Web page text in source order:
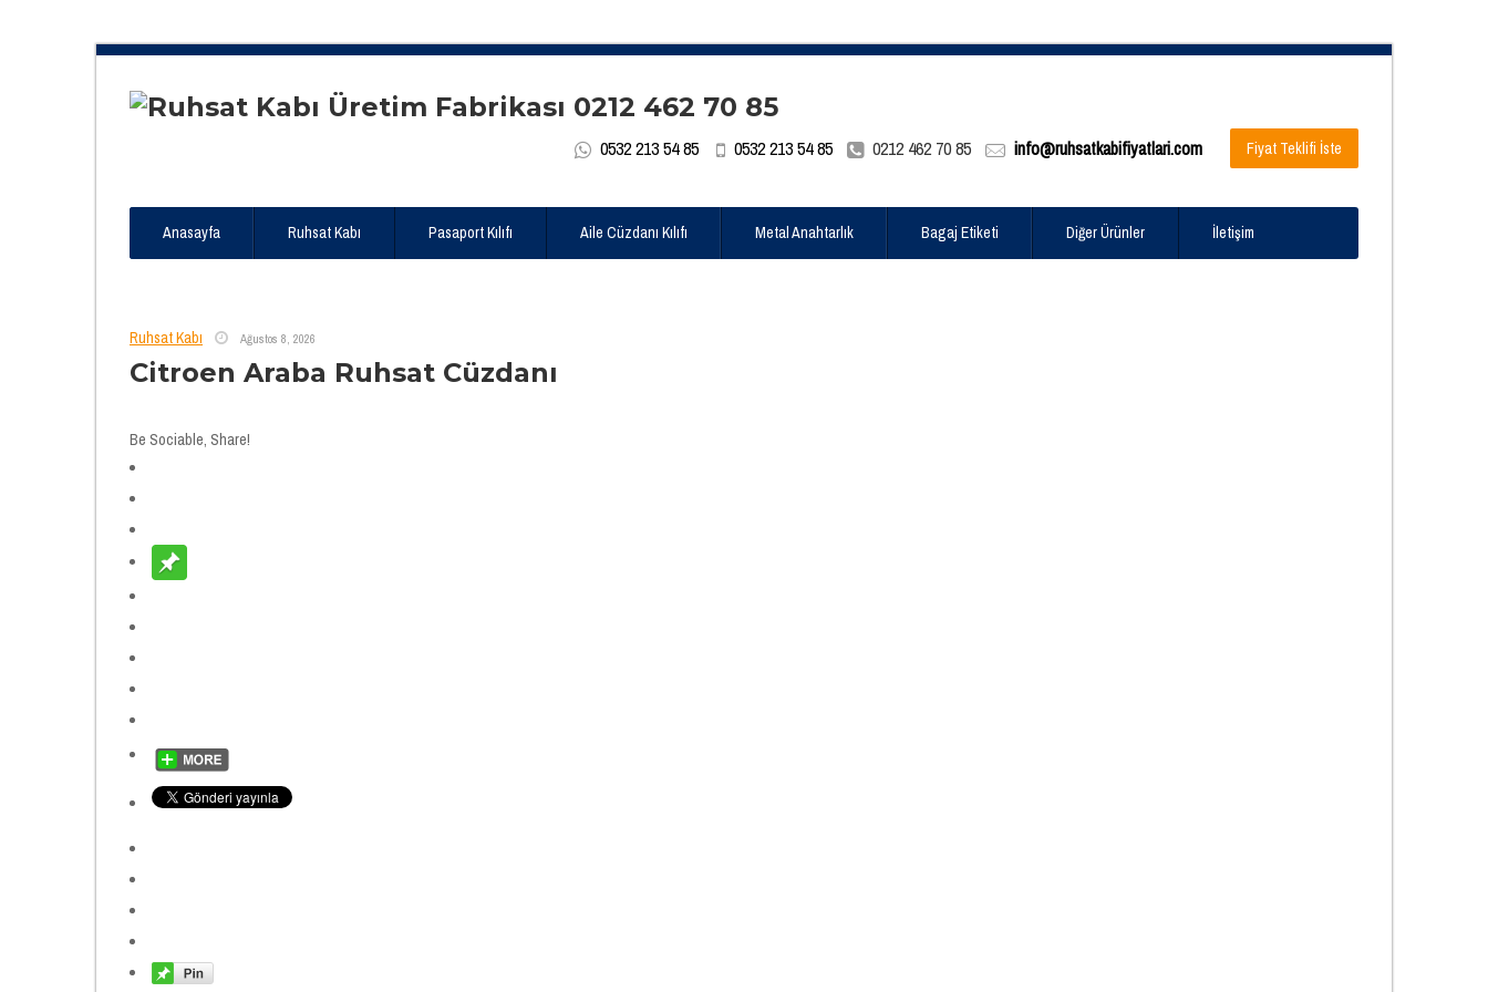
0532 213 54 85 0532 213 54 85 0212 462 70 85 info@ruhsatkabifiyatlari.com Fiyat Teklifi İste
Anasayfa Ruhsat Kabı Pasaport Kılıfı Aile Cüzdanı Kılıfı Metal Anahtarlık Bagaj Etiketi Diğer Ürünler İletişim
Ruhsat Kabı Ağustos 8, 2026
Citroen Araba Ruhsat Cüzdanı
Be Sociable, Share!